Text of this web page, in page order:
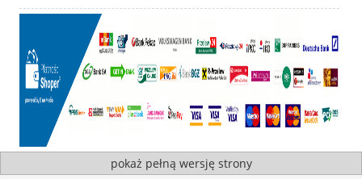
pokaż pełną wersję strony